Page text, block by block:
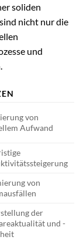
soliden
nicht nur die
und
von
Aufwand
von
der
und -